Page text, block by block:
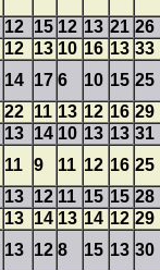
12 15 12 13 21 26
12 13 10 16 13 33
14 17 6 10 15 25
22 11 13 12 16 29
13 14 10 13 13 31
11 9 11 12 16 25
13 12 11 15 15 28
13 14 13 14 12 29
13 12 8 15 13 30